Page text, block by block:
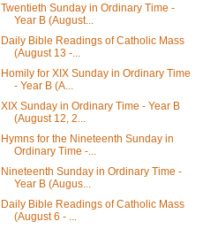
Twentieth Sunday in Ordinary Time -
Year B (August...
Daily Bible Readings of Catholic Mass
(August 13 -...
Homily for XIX Sunday in Ordinary Time
- Year B (A...
XIX Sunday in Ordinary Time - Year B
(August 12, 2...
Hymns for the Nineteenth Sunday in
Ordinary Time -...
Nineteenth Sunday in Ordinary Time -
Year B (Augus...
Daily Bible Readings of Catholic Mass
(August 6 - ...